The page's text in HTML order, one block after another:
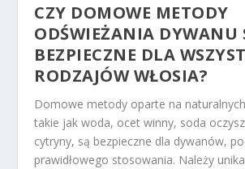
CZY DOMOWE METODY
ODŚWIEŻANIA DYWANU
BEZPIECZNE DLA
RODZAJÓW WŁOSIA?
Domowe metody oparte na naturalnych
takie jak woda, ocet winny, soda
cytryny, są bezpieczne dla dywanów,
prawidłowego stosowania. Należy